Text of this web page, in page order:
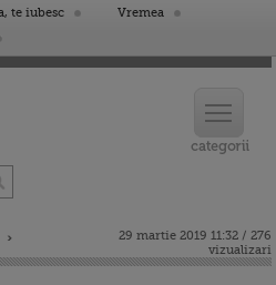
te iubesc
Vremea
29 martie 2019 11:32 / 276
vizualizari